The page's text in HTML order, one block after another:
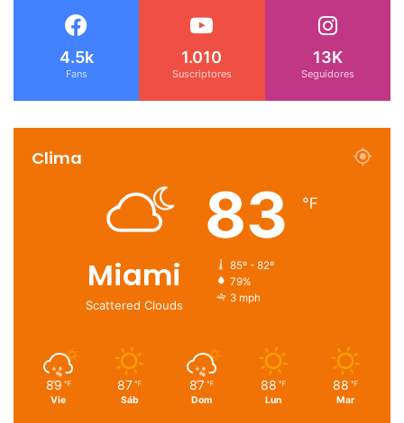
4.5k
Fans
1.010
Suscriptores
13K
Seguidores
Clima
Miami
Scattered Clouds
83 ℉
85º - 82º
79%
3 mph
89 ℉
Vie
87 ℉
Sáb
87 ℉
Dom
88 ℉
Lun
88 ℉
Mar